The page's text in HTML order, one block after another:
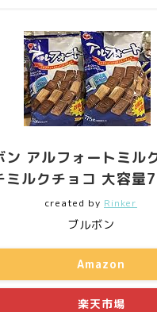
ン アルフォートミル
ミルクチョコ 大容
created by Rinker
ブルボン
Amazon
楽天市場